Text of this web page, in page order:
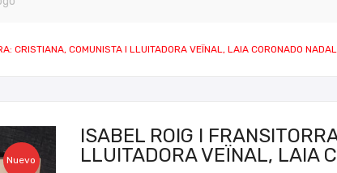
CRISTIANA, COMUNISTA I LLUITADORA VEÏNAL, LAIA CORONADO
Nuevo
ISABEL ROIG I
LLUITADORA VEÏNAL, LAIA